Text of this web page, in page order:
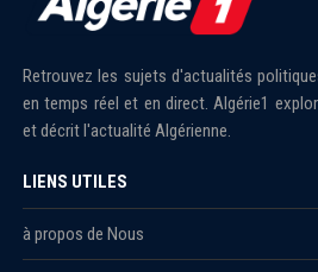
Retrouvez les sujets d'actualités
en temps réel et en direct. Algérie1
et décrit l'actualité Algérienne.
LIENS UTILES
à propos de Nous